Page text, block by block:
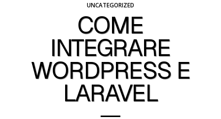
UNCATEGORIZED
COME
INTEGRARE
WORDPRESS E
LARAVEL